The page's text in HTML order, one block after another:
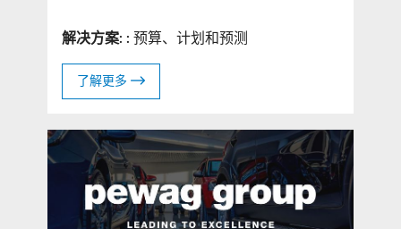
解决方案: : 预算、计划和预测
了解更多